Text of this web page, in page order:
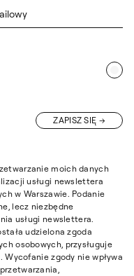
ZAPISZ SIĘ
moich danych
usługi newslettera
w Warszawie. Podanie
lecz niezbędne
usługi newslettera.
udzielona zgoda
osobowych, przysługuje
zgody nie wpływa